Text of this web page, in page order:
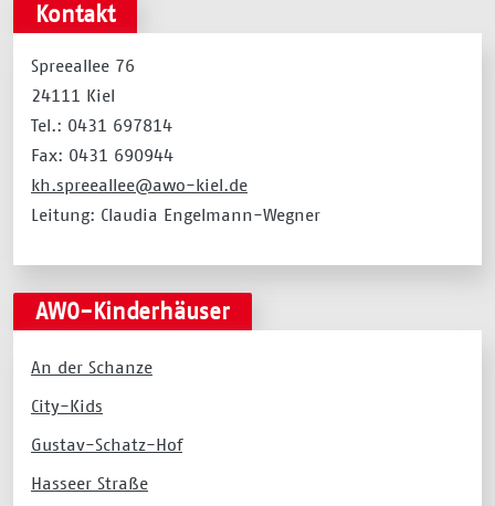
Kontakt
Spreeallee 76
24111 Kiel
Tel.: 0431 697814
Fax: 0431 690944
kh.spreeallee@awo-kiel.de
Leitung: Claudia Engelmann-Wegner
AWO-Kinderhäuser
An der Schanze
City-Kids
Gustav-Schatz-Hof
Hasseer Straße